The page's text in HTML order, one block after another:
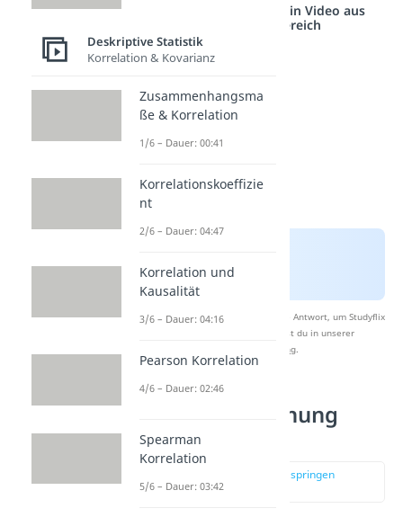
Studyflix vernetzt: Hier ein Video aus
einem anderen Bereich
Nach Beantwortung speichern wir deine Antwort, um Studyflix
zu verbessern. Mehr dazu erfährst du in unserer
Datenschutzerklärung
Standardabweichung
berechnen
zur Stelle im Video springen
(00:46)
Deskriptive Statistik
Korrelation & Kovarianz
Zusammenhangsma
ße & Korrelation
1/6 – Dauer: 00:41
Korrelationskoeffizie
nt
2/6 – Dauer: 04:47
Korrelation und
Kausalität
3/6 – Dauer: 04:16
Pearson Korrelation
4/6 – Dauer: 02:46
Spearman
Korrelation
5/6 – Dauer: 03:42